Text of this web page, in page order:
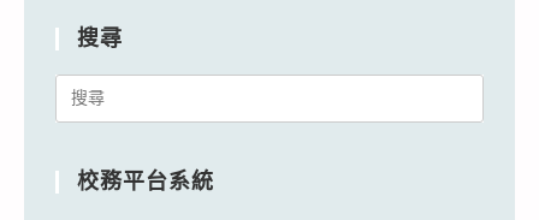
搜尋
Search
校務平台系統